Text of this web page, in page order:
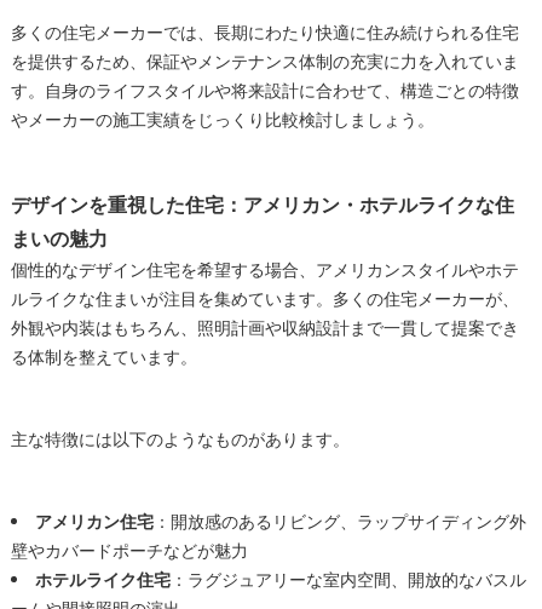
多くの住宅メーカーでは、長期にわたり快適に住み続けられる住宅
を提供するため、保証やメンテナンス体制の充実に力を入れていま
す。自身のライフスタイルや将来設計に合わせて、構造ごとの特徴
やメーカーの施工実績をじっくり比較検討しましょう。
デザインを重視した住宅：アメリカン・ホテルライクな住
まいの魅力
個性的なデザイン住宅を希望する場合、アメリカンスタイルやホテ
ルライクな住まいが注目を集めています。多くの住宅メーカーが、
外観や内装はもちろん、照明計画や収納設計まで一貫して提案でき
る体制を整えています。
主な特徴には以下のようなものがあります。
アメリカン住宅：開放感のあるリビング、ラップサイディング外
壁やカバードポーチなどが魅力
ホテルライク住宅：ラグジュアリーな室内空間、開放的なバスル